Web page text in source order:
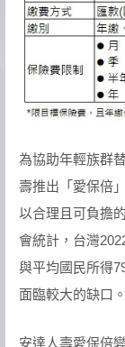
為協助年輕族群
壽推出「愛保倍
以合理且可負擔
會統計，台灣
與平均國民所得
面臨較大的缺口。
安達人壽愛保倍